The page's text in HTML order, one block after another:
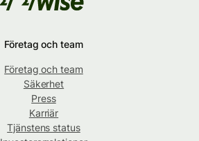
Företag och team
Företag och team
Säkerhet
Press
Karriär
Tjänstens status